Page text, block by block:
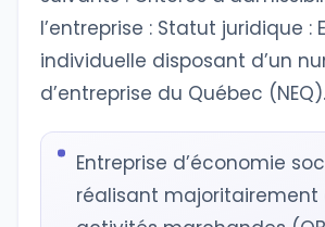
l’entreprise : Statut juridique :
individuelle disposant d’un
d’entreprise du Québec (NEQ).
Entreprise d’économie
réalisant majoritairement